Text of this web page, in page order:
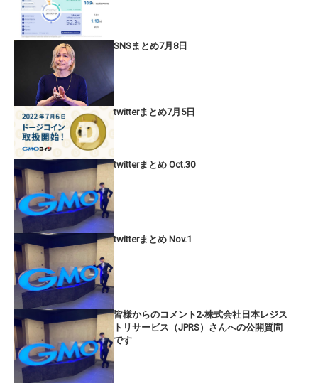
SNSまとめ7月8日
twitterまとめ7月5日
twitterまとめ Oct.30
twitterまとめ Nov.1
皆様からのコメント2-株式会社日本レジス
トリサービス（JPRS）さんへの公開質問
です